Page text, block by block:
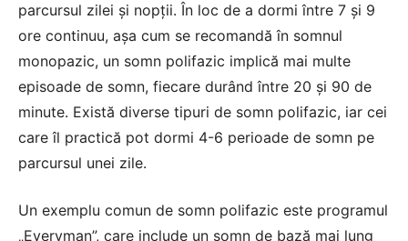
parcursul zilei și nopții. În loc de a dormi între 7 și 9
ore continuu, așa cum se recomandă în somnul
monopazic, un somn polifazic implică mai multe
episoade de somn, fiecare durând între 20 și 90 de
minute. Există diverse tipuri de somn polifazic, iar cei
care îl practică pot dormi 4-6 perioade de somn pe
parcursul unei zile.
Un exemplu comun de somn polifazic este programul
„Everyman”, care include un somn de bază mai lung